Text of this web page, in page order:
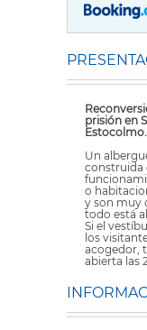
prisión en
Estocolmo.
Un
construida
o
y son muy
todo está
Si el
los
acogedor,
abierta las